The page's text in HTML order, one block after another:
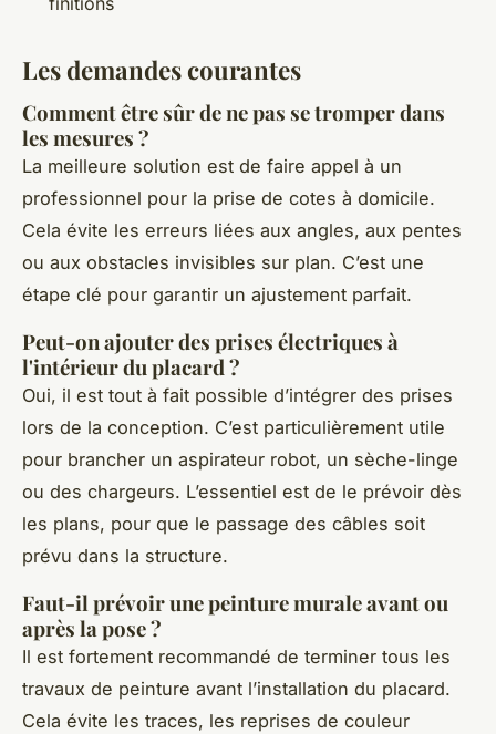
Les demandes courantes
Comment être sûr de ne pas se tromper dans
les mesures ?
La meilleure solution est de faire appel à un
professionnel pour la prise de cotes à domicile.
Cela évite les erreurs liées aux angles, aux pentes
ou aux obstacles invisibles sur plan. C’est une
étape clé pour garantir un ajustement parfait.
Peut-on ajouter des prises électriques à
l'intérieur du placard ?
Oui, il est tout à fait possible d’intégrer des prises
lors de la conception. C’est particulièrement utile
pour brancher un aspirateur robot, un sèche-linge
ou des chargeurs. L’essentiel est de le prévoir dès
les plans, pour que le passage des câbles soit
prévu dans la structure.
Faut-il prévoir une peinture murale avant ou
après la pose ?
Il est fortement recommandé de terminer tous les
travaux de peinture avant l’installation du placard.
Cela évite les traces, les reprises de couleur